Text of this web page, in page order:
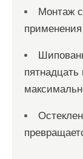
Монтаж